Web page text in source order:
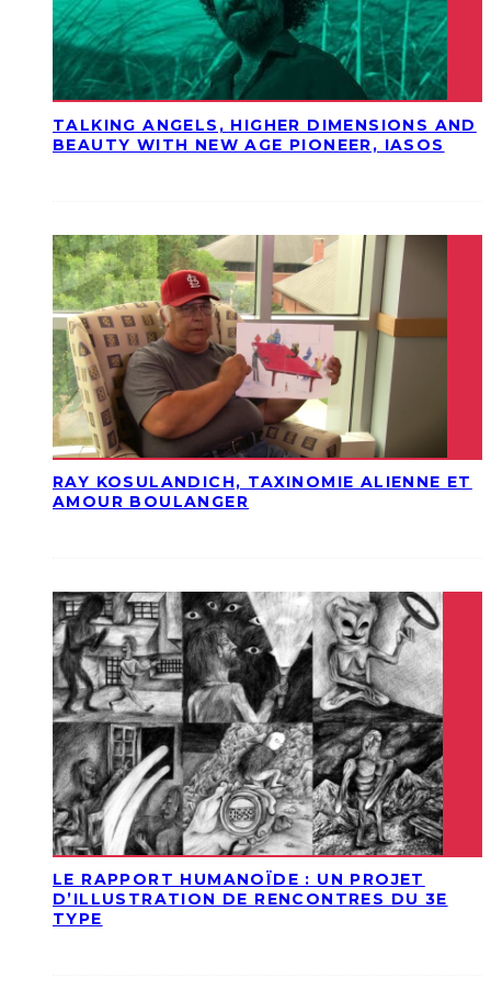
TALKING ANGELS, HIGHER DIMENSIONS AND
BEAUTY WITH NEW AGE PIONEER, IASOS
RAY KOSULANDICH, TAXINOMIE ALIENNE ET
AMOUR BOULANGER
LE RAPPORT HUMANOÏDE : UN PROJET
D’ILLUSTRATION DE RENCONTRES DU 3E
TYPE